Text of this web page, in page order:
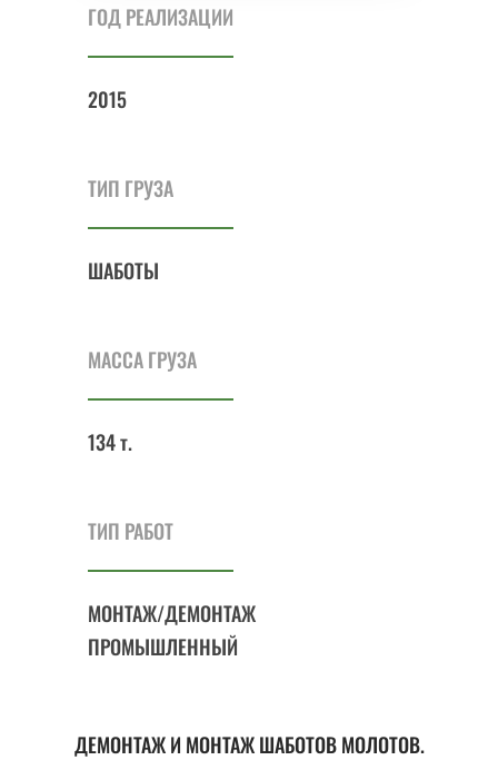
ГОД РЕАЛИЗАЦИИ
2015
ТИП ГРУЗА
ШАБОТЫ
МАССА ГРУЗА
134 т.
ТИП РАБОТ
МОНТАЖ/ДЕМОНТАЖ
ПРОМЫШЛЕННЫЙ
ДЕМОНТАЖ И МОНТАЖ ШАБОТОВ МОЛОТОВ.